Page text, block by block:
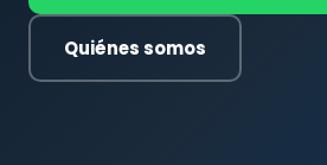
Quiénes somos